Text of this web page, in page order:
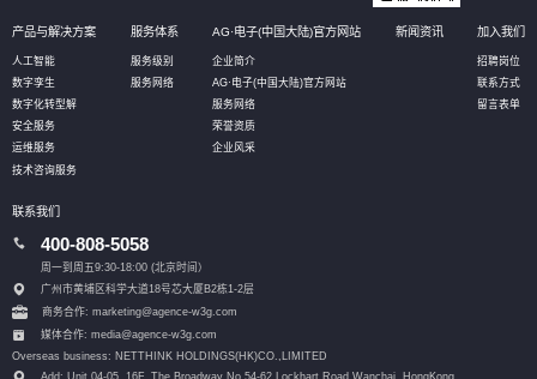
产品与解决方案
人工智能
数字孪生
数字化转型解
安全服务
运维服务
技术咨询服务
服务体系
服务级别
服务网络
AG·电子(中国大陆)官方网站
企业简介
AG·电子(中国大陆)官方网站
服务网络
荣誉资质
企业风采
新闻资讯 加入我们
招聘岗位
联系方式
留言表单
联系我们
400-808-5058
周一到周五9:30-18:00 (北京时间）
广州市黄埔区科学大道18号芯大厦B2栋1-2层
商务合作: marketing@agence-w3g.com
媒体合作: media@agence-w3g.com
Overseas business: NETTHINK HOLDINGS(HK)CO.,LIMITED